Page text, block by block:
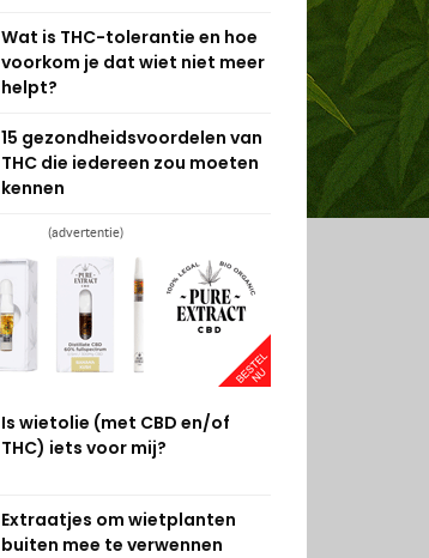
Wat is THC-tolerantie en hoe
voorkom je dat wiet niet meer
helpt?
15 gezondheidsvoordelen van
THC die iedereen zou moeten
kennen
(advertentie)
Is wietolie (met CBD en/of
THC) iets voor mij?
Extraatjes om wietplanten
buiten mee te verwennen